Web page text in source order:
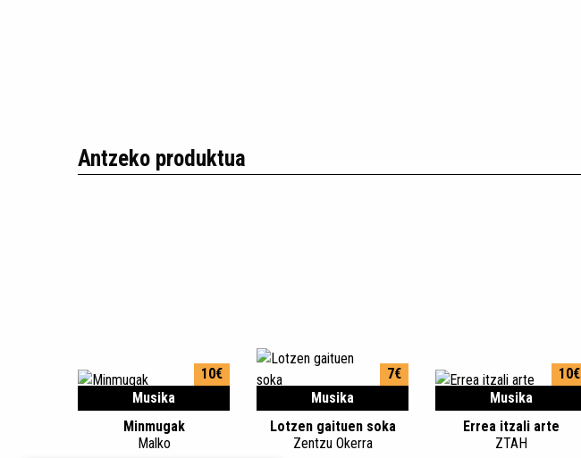
Antzeko produktua
Musika
10€
Minmugak
Malko
Musika
7€
Lotzen gaituen soka
Zentzu Okerra
Musika
10€
Errea itzali arte
ZTAH